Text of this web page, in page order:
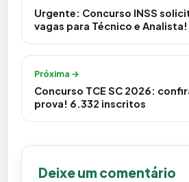
Urgente: Concurso INSS
vagas para Técnico e Analista!
Próxima →
Concurso TCE SC 2026:
prova! 6.332 inscritos
Deixe um comentário